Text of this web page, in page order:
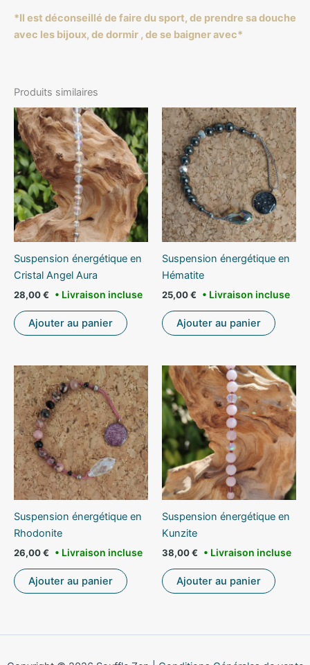
*Il est déconseillé de faire du sport, de prendre sa douche
avec les bijoux, de dormir , de se baigner avec*
Produits similaires
Suspension énergétique en
Cristal Angel Aura
28,00€
Ajouter au panier
Suspension énergétique en
Hématite
25,00€
Ajouter au panier
Suspension énergétique en
Rhodonite
26,00€
Ajouter au panier
Suspension énergétique en
Kunzite
38,00€
Ajouter au panier